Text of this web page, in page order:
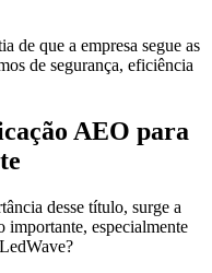
de que a empresa segue as
de segurança, eficiência
AEO para
desse título, surge a
importante, especialmente
LedWave?